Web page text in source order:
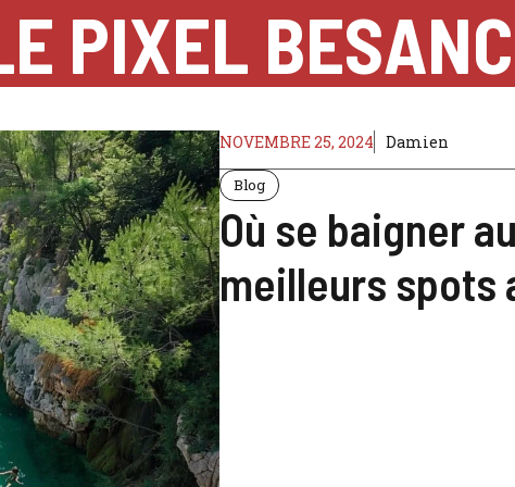
PIXEL
NOVEMBRE 25, 2024 Damien
Blog
Où se baigner
meilleurs spots